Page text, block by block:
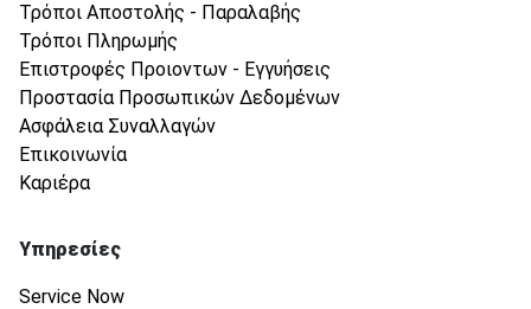
Τρόποι Αποστολής - Παραλαβής
Τρόποι Πληρωμής
Επιστροφές Προιοντων - Εγγυήσεις
Προστασία Προσωπικών Δεδομένων
Ασφάλεια Συναλλαγών
Επικοινωνία
Καριέρα
Υπηρεσίες
Service Now